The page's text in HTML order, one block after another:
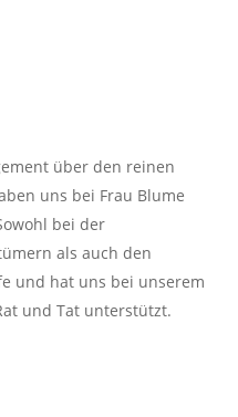
über den reinen
uns bei Frau Blume
bei der
als auch den
und hat uns bei unserem
und Tat unterstützt.